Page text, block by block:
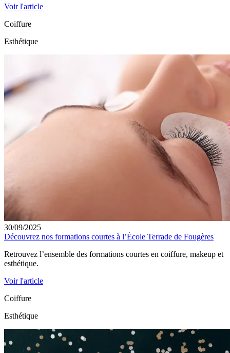
Voir l'article
Coiffure
Esthétique
30/09/2025
Découvrez nos formations courtes à l’École Terrade de Fougères
Retrouvez l’ensemble des formations courtes en coiffure, makeup et
esthétique.
Voir l'article
Coiffure
Esthétique